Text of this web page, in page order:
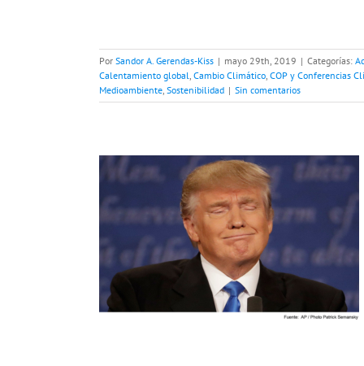
Por Sandor A. Gerendas-Kiss | mayo 29th, 2019 | Categorías:
Calentamiento global, Cambio Climático, COP y Conferencias
Medioambiente, Sostenibilidad | Sin comentarios